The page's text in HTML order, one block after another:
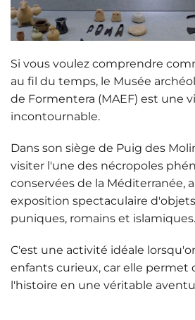
Si vous voulez comprendre
au fil du temps, le Musée
de Formentera (MAEF) est une
incontournable.
Dans son siège de Puig des
visiter l'une des nécropoles
conservées de la Méditerranée,
exposition spectaculaire
puniques, romains et islamiques.
C'est une activité idéale
enfants curieux, car elle permet
l'histoire en une véritable